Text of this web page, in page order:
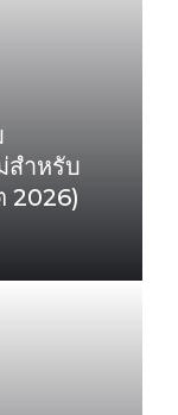
สำหรับ
2026)